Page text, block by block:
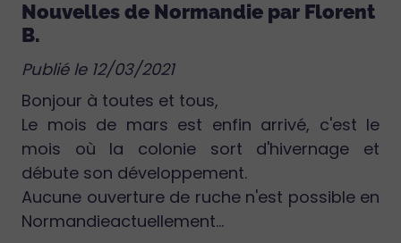
Nouvelles de Normandie par Florent
B.
Publié le 12/03/2021
Bonjour à toutes et tous,
Le mois de mars est enfin arrivé, c'est le
mois où la colonie sort d'hivernage et
débute son développement.
Aucune ouverture de ruche n'est possible en
Normandieactuellement...